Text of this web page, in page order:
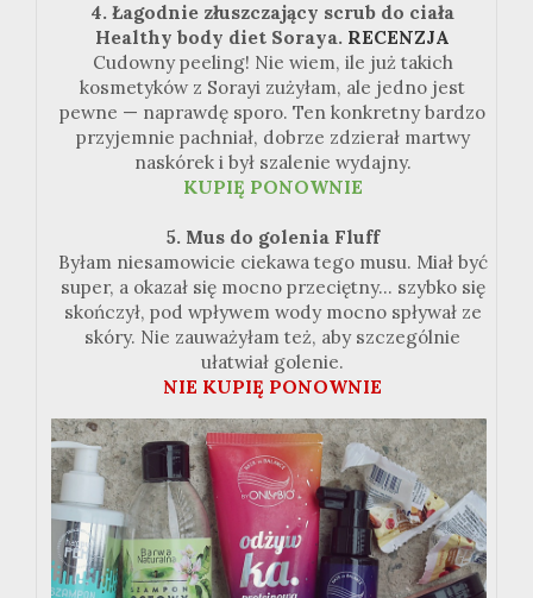
4. Łagodnie złuszczający scrub do ciała
Healthy body diet Soraya. RECENZJA
Cudowny peeling! Nie wiem, ile już takich
kosmetyków z Sorayi zużyłam, ale jedno jest
pewne — naprawdę sporo. Ten konkretny bardzo
przyjemnie pachniał, dobrze zdzierał martwy
naskórek i był szalenie wydajny.
KUPIĘ PONOWNIE
5. Mus do golenia Fluff
Byłam niesamowicie ciekawa tego musu. Miał być
super, a okazał się mocno przeciętny... szybko się
skończył, pod wpływem wody mocno spływał ze
skóry. Nie zauważyłam też, aby szczególnie
ułatwiał golenie.
NIE KUPIĘ PONOWNIE